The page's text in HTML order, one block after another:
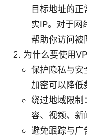
目标地址的
实IP。对于网
帮助你访问被
为什么要使用
保护隐私与安
加密可以降低
绕过地域限制
容、视频、新
避免跟踪与广